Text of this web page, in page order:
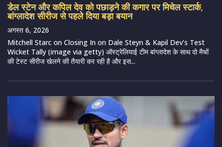
डेल स्टेन और कपिल देव को पछाड़ने की कगार पर मिचेल स्टार्क,
बांग्लादेश सीरीज से पहले दिया बड़ा बयान
अगस्त 6, 2026
Mitchell Starc on Closing In on Dale Steyn & Kapil Dev’s Test
Wicket Tally (image via getty) ऑस्ट्रेलियाई टीम बांग्लादेश के साथ दो मैचों
की टेस्ट सीरीज खेलने की तैयारी कर रही है और इस...